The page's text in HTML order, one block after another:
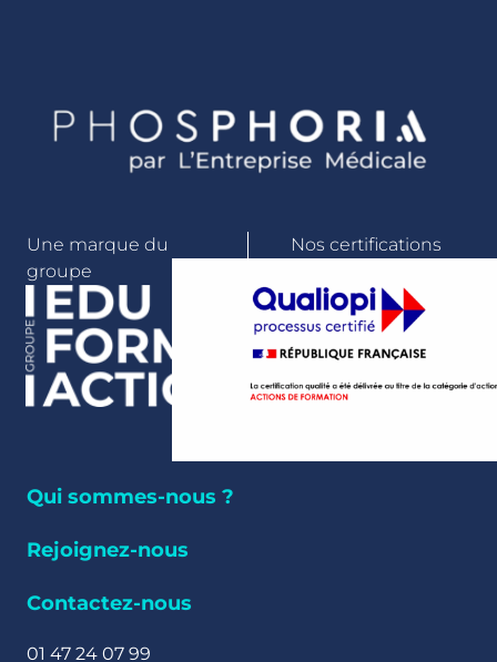
Une marque du
groupe
Nos certifications
Qui sommes-nous ?
Rejoignez-nous
Contactez-nous
01 47 24 07 99